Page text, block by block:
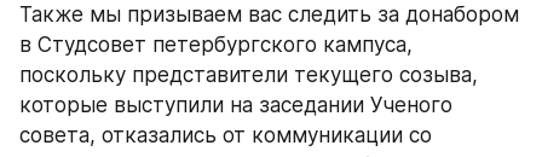
Также мы призываем вас следить за донабором
в Студсовет петербургского кампуса,
поскольку представители текущего созыва,
которые выступили на заседании Ученого
совета, отказались от коммуникации со